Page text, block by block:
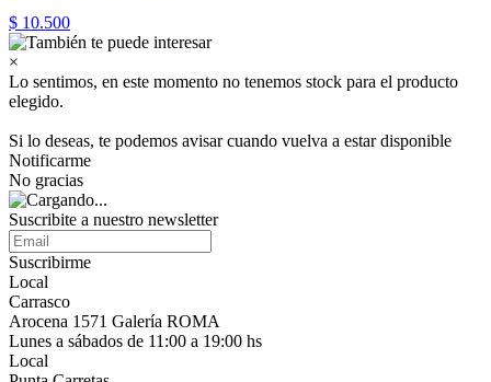
$ 10.500
×
Lo sentimos, en este momento no tenemos stock para el producto
elegido.
Si lo deseas, te podemos avisar cuando vuelva a estar disponible
Notificarme
No gracias
Suscribite a nuestro newsletter
Suscribirme
Local
Carrasco
Arocena 1571 Galería ROMA
Lunes a sábados de 11:00 a 19:00 hs
Local